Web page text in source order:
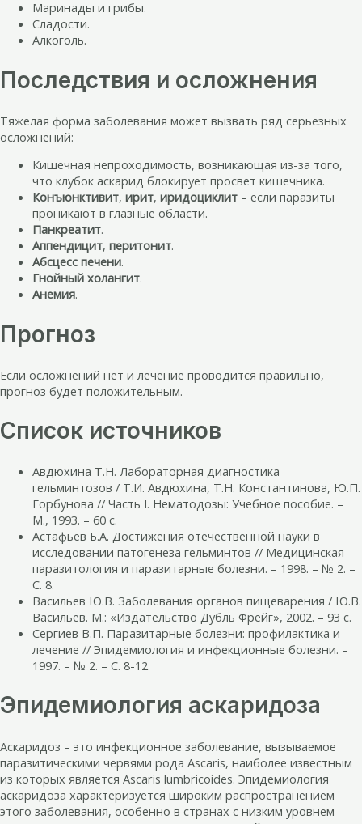
Маринады и грибы.
Сладости.
Алкоголь.
Последствия и осложнения
Тяжелая форма заболевания может вызвать ряд серьезных
осложнений:
Кишечная непроходимость, возникающая из-за того,
что клубок аскарид блокирует просвет кишечника.
Конъюнктивит, ирит, иридоциклит – если паразиты
проникают в глазные области.
Панкреатит.
Аппендицит, перитонит.
Абсцесс печени.
Гнойный холангит.
Анемия.
Прогноз
Если осложнений нет и лечение проводится правильно,
прогноз будет положительным.
Список источников
Авдюхина Т.Н. Лабораторная диагностика
гельминтозов / Т.И. Авдюхина, Т.Н. Константинова, Ю.П.
Горбунова // Часть I. Нематодозы: Учебное пособие. –
М., 1993. – 60 с.
Астафьев Б.А. Достижения отечественной науки в
исследовании патогенеза гельминтов // Медицинская
паразитология и паразитарные болезни. – 1998. – № 2. –
С. 8.
Васильев Ю.В. Заболевания органов пищеварения / Ю.В.
Васильев. М.: «Издательство Дубль Фрейг», 2002. – 93 с.
Сергиев В.П. Паразитарные болезни: профилактика и
лечение // Эпидемиология и инфекционные болезни. –
1997. – № 2. – С. 8-12.
Эпидемиология аскаридоза
Аскаридоз – это инфекционное заболевание, вызываемое
паразитическими червями рода Ascaris, наиболее известным
из которых является Ascaris lumbricoides. Эпидемиология
аскаридоза характеризуется широким распространением
этого заболевания, особенно в странах с низким уровнем